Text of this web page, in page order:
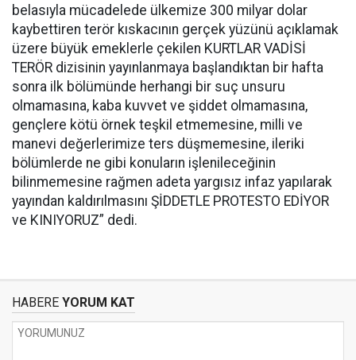
belasıyla mücadelede ülkemize 300 milyar dolar
kaybettiren terör kıskacının gerçek yüzünü açıklamak
üzere büyük emeklerle çekilen KURTLAR VADİSİ
TERÖR dizisinin yayınlanmaya başlandıktan bir hafta
sonra ilk bölümünde herhangi bir suç unsuru
olmamasına, kaba kuvvet ve şiddet olmamasına,
gençlere kötü örnek teşkil etmemesine, milli ve
manevi değerlerimize ters düşmemesine, ileriki
bölümlerde ne gibi konuların işlenileceğinin
bilinmemesine rağmen adeta yargısız infaz yapılarak
yayından kaldırılmasını ŞİDDETLE PROTESTO EDİYOR
ve KINIYORUZ” dedi.
HABERE YORUM KAT